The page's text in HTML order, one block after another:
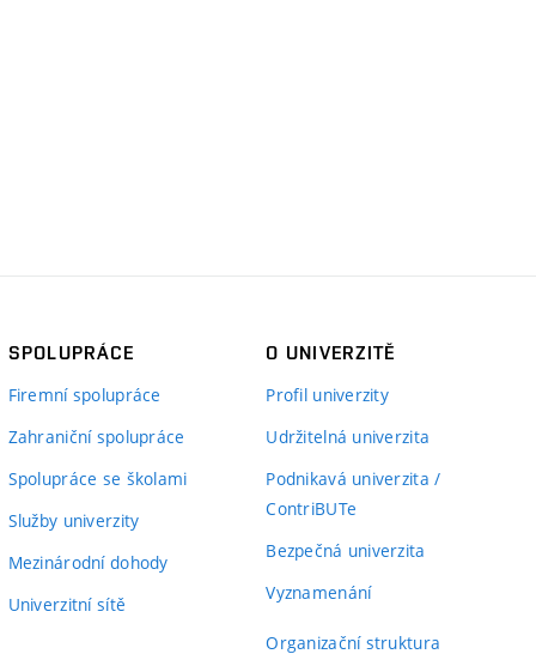
SPOLUPRÁCE
Firemní spolupráce
Zahraniční spolupráce
Spolupráce se školami
Služby univerzity
Mezinárodní dohody
Univerzitní sítě
O UNIVERZITĚ
Profil univerzity
Udržitelná univerzita
Podnikavá univerzita /
ContriBUTe
Bezpečná univerzita
Vyznamenání
Organizační struktura